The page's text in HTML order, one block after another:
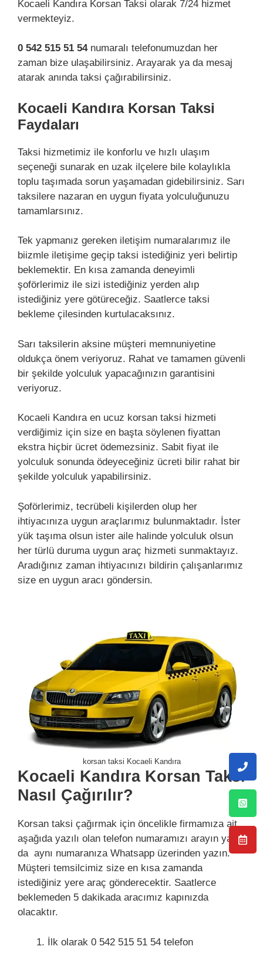
Kocaeli Kandıra Korsan Taksi olarak 7/24 hizmet
vermekteyiz.
0 542 515 51 54numaralı telefonumuzdan her
zaman bize ulaşabilirsiniz. Arayarak ya da mesaj
atarak anında taksi çağırabilirsiniz.
Kocaeli Kandıra Korsan Taksi
Faydaları
Taksi hizmetimiz ile konforlu ve hızlı ulaşım
seçeneği sunarak en uzak ilçelere bile kolaylıkla
toplu taşımada sorun yaşamadan gidebilirsiniz. Sarı
taksilere nazaran en uygun fiyata yolculuğunuzu
tamamlarsınız.
Tek yapmanız gereken iletişim numaralarımız ile
biizmle iletişime geçip taksi istediğiniz yeri belirtip
beklemektir. En kısa zamanda deneyimli
şoförlerimiz ile sizi istediğiniz yerden alıp
istediğiniz yere götüreceğiz. Saatlerce taksi
bekleme çilesinden kurtulacaksınız.
Sarı taksilerin aksine müşteri memnuniyetine
oldukça önem veriyoruz. Rahat ve tamamen güvenli
bir şekilde yolculuk yapacağınızın garantisini
veriyoruz.
Kocaeli Kandıra en ucuz korsan taksi hizmeti
verdiğimiz için size en başta söylenen fiyattan
ekstra hiçbir ücret ödemezsiniz. Sabit fiyat ile
yolculuk sonunda ödeyeceğiniz ücreti bilir rahat bir
şekilde yolculuk yapabilirsiniz.
Şoförlerimiz, tecrübeli kişilerden olup her
ihtiyacınıza uygun araçlarımız bulunmaktadır. İster
yük taşıma olsun ister aile halinde yolculuk olsun
her türlü duruma uygun araç hizmeti sunmaktayız.
Aradığınız zaman ihtiyacınızı bildirin çalışanlarımız
size en uygun aracı göndersin.
korsan taksi Kocaeli Kandıra
Kocaeli Kandıra Korsan Taksi
Nasıl Çağırılır?
Korsan taksi çağırmak için öncelikle firmamıza ait
aşağıda yazılı olan telefon numaramızı arayın ya
da aynı numaranıza Whatsapp üzerinden yazın.
Müşteri temsilcimiz size en kısa zamanda
istediğiniz yere araç gönderecektir. Saatlerce
beklemeden 5 dakikada aracımız kapınızda
olacaktır.
İlk olarak 0 542 515 51 54 telefon